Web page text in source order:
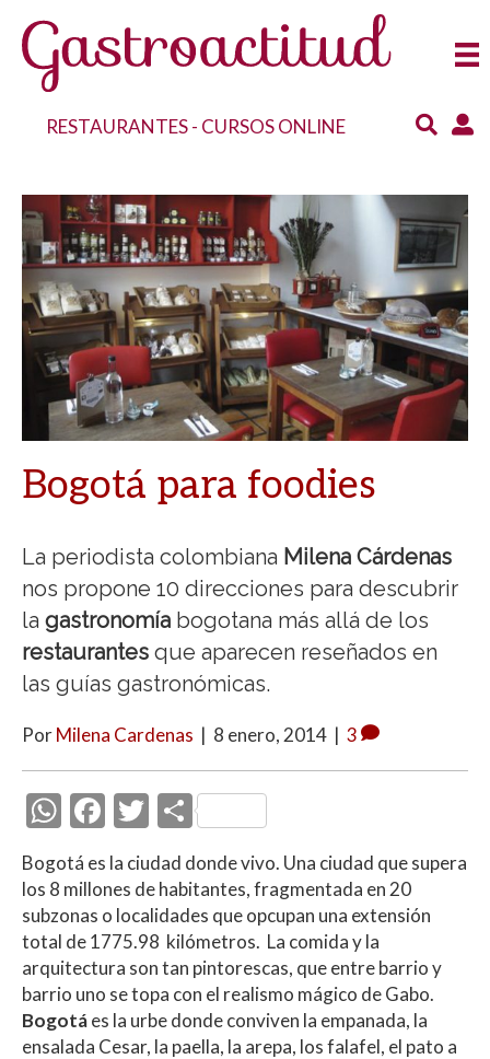
RESTAURANTES- CURSOS ONLINE
Bogotá para foodies
La periodista colombiana Milena Cárdenas
nos propone 10 direcciones para descubrir
la gastronomía bogotana más allá de los
restaurantes que aparecen reseñados en
las guías gastronómicas.
PorMilena Cardenas | 8 enero, 2014 | 3
W
h
at
s
A
p
p
F
ac
e
b
o
o
k
T
w
itt
er
C
o
m
p
ar
ti
r
Bogotá es la ciudad donde vivo. Una ciudad que supera
los 8 millones de habitantes, fragmentada en 20
subzonas o localidades que opcupan una extensión
total de 1775.98 kilómetros. La comida y la
arquitectura son tan pintorescas, que entre barrio y
barrio uno se topa con el realismo mágico de Gabo.
Bogotáes la urbe donde conviven la empanada, la
ensalada Cesar, la paella, la arepa, los falafel, el pato a